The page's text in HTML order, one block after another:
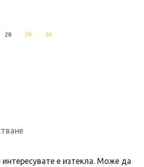
28 29 30
е изтекла. Може да